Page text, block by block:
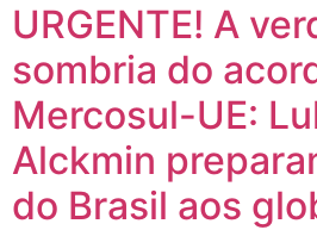
URGENTE! A
sombria do
Mercosul-UE:
Alckmin
do Brasil aos